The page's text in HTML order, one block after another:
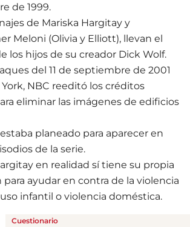
de 1999.
de Mariska Hargitay y
Meloni (Olivia y Elliott), llevan el
los hijos de su creador Dick Wolf.
del 11 de septiembre de 2001
NBC reeditó los créditos
eliminar las imágenes de edificios
planeado para aparecer en
de la serie.
en realidad sí tiene su propia
ayudar en contra de la violencia
infantil o violencia doméstica.
Cuestionario